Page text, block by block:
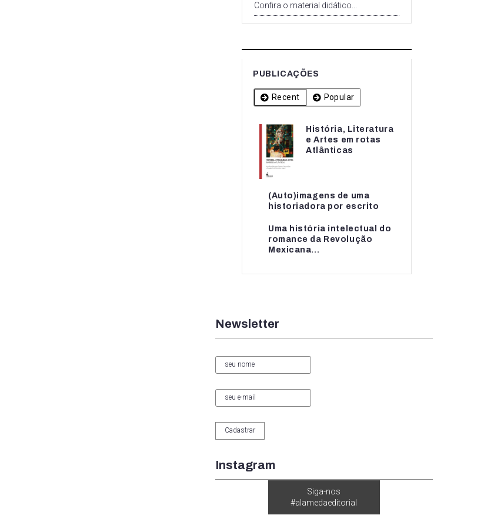
Confira o material didático...
PUBLICAÇÕES
Recent Popular
História, Literatura
e Artes em rotas
Atlânticas
(Auto)imagens de uma
historiadora por escrito
Uma história intelectual do
romance da Revolução
Mexicana...
História, Literatura
e Artes em rotas...
(Auto)imagens de uma
historiadora por escrito
Uma história intelectual do
romance da...
Newsletter
Instagram
Siga-nos
#alamedaeditorial